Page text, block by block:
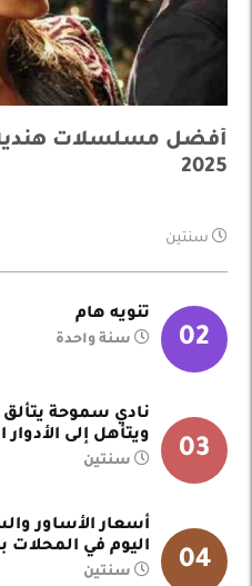
أفضل مسلسلات
2025
سنتين
02
تنويه هام
سنة واحدة
03
نادي سموحة يتألق
ويتأهل إلى الأدوار
سنتين
04
أسعار الأساور
اليوم في المحلات
سنتين